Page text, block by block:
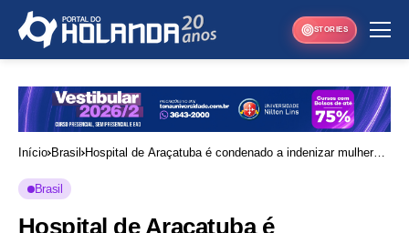
STORIES
Início Brasil
Hospital de Araçatuba é condenado a indenizar mulher
Brasil
Hospital de Araçatuba é